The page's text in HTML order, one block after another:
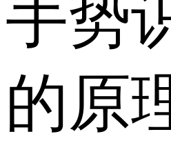
手势
的原